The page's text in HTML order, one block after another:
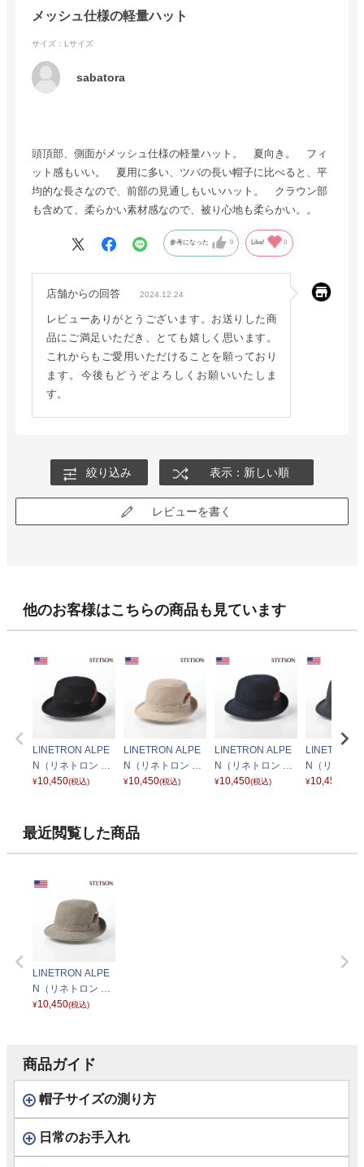
メッシュ仕様の軽量ハット
サイズ：Lサイズ
sabatora
頭頂部、側面がメッシュ仕様の軽量ハット。 夏向き。 フィ
ット感もいい。 夏用に多い、ツバの長い帽子に比べると、平
均的な長さなので、前部の見通しもいいハット。 クラウン部
も含めて、柔らかい素材感なので、被り心地も柔らかい。。
参考になった 0 Like! 0
店舗からの回答 2024.12.24
レビューありがとうございます。お送りした商
品にご満足いただき、とても嬉しく思います。
これからもご愛用いただけることを願っており
ます。今後もどうぞよろしくお願いいたしま
す。
絞り込み 表示：新しい順
レビューを書く
他のお客様はこちらの商品も見ています
LINETRON ALPE
N（リネトロン ア
ルペン）SE074 ブ
¥10,450(税込)
LINETRON ALPE
N（リネトロン ア
ルペン）SE074 ベ
¥10,450(税込)
LINETRON ALPE
N（リネトロン ア
ルペン）SE074 ネ
¥10,450(税込)
LINETRON
N（リネトロ
ルペン）
¥10,450
最近閲覧した商品
LINETRON ALPE
N（リネトロン ア
ルペン）SE074 オ
¥10,450(税込)
商品ガイド
帽子サイズの測り方
日常のお手入れ